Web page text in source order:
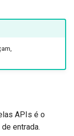
APIs é o
entrada.